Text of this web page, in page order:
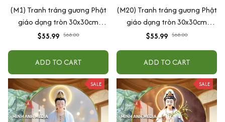
(M1) Tranh tráng gương Phật
giáo dạng tròn 30x30cm
(Tặng đế để bàn)
$55.99 $68.00
ADD TO CART
(M20) Tranh tráng gương Phật
giáo dạng tròn 30x30cm
(Tặng đế để bàn)
$55.99 $68.00
ADD TO CART
SALE SALE